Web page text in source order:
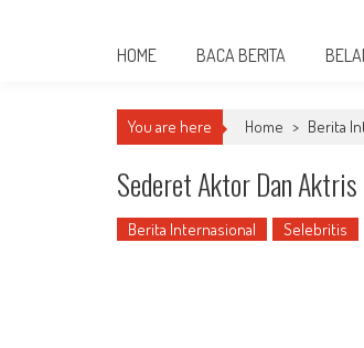
HOME BACA BERITA
You are here Home > Berita
Sederet Aktor Dan
Berita Internasional Selebritis